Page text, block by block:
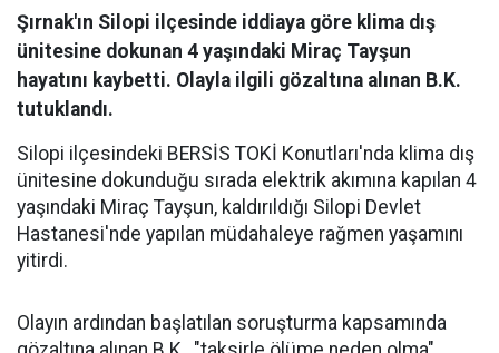
Şırnak'ın Silopi ilçesinde iddiaya göre klima dış
ünitesine dokunan 4 yaşındaki Miraç Tayşun
hayatını kaybetti. Olayla ilgili gözaltına alınan B.K.
tutuklandı.
Silopi ilçesindeki BERSİS TOKİ Konutları'nda klima dış
ünitesine dokunduğu sırada elektrik akımına kapılan 4
yaşındaki Miraç Tayşun, kaldırıldığı Silopi Devlet
Hastanesi'nde yapılan müdahaleye rağmen yaşamını
yitirdi.
Olayın ardından başlatılan soruşturma kapsamında